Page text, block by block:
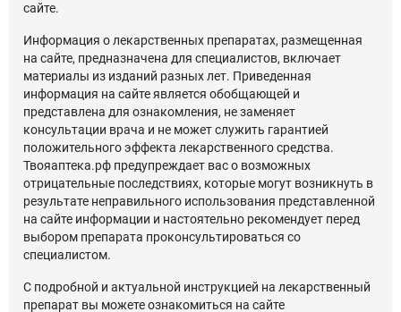
сайте.
Информация о лекарственных препаратах, размещенная
на сайте, предназначена для специалистов, включает
материалы из изданий разных лет. Приведенная
информация на сайте является обобщающей и
представлена для ознакомления, не заменяет
консультации врача и не может служить гарантией
положительного эффекта лекарственного средства.
Твояаптека.рф предупреждает вас о возможных
отрицательные последствиях, которые могут возникнуть в
результате неправильного использования представленной
на сайте информации и настоятельно рекомендует перед
выбором препарата проконсультироваться со
специалистом.
С подробной и актуальной инструкцией на лекарственный
препарат вы можете ознакомиться на сайте